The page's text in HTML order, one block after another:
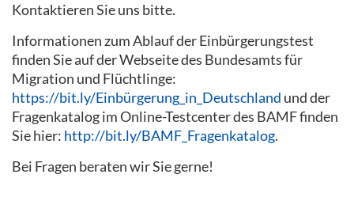
Kontaktieren Sie uns bitte.
Informationen zum Ablauf der Einbürgerungstest
finden Sie auf der Webseite des Bundesamts für
Migration und Flüchtlinge:
https://bit.ly/Einbürgerung_in_Deutschland und der
Fragenkatalog im Online-Testcenter des BAMF finden
Sie hier: http://bit.ly/BAMF_Fragenkatalog.
Bei Fragen beraten wir Sie gerne!